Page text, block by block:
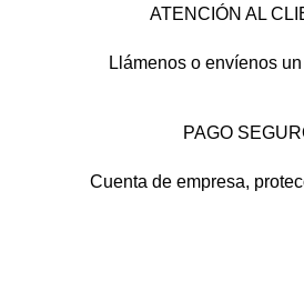
ATENCIÓN AL
Llámenos o envíenos
PAGO
Cuenta de empresa,